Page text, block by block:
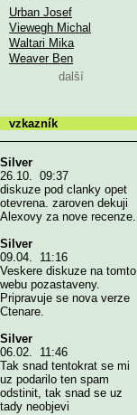
Urban Josef
Viewegh Michal
Waltari Mika
Weaver Ben
další
vzkazník
Silver
26.10. 09:37
diskuze pod clanky opet
otevrena. zaroven dekuji
Alexovy za nove recenze.
Silver
09.04. 11:16
Veskere diskuze na tomto
webu pozastaveny.
Pripravuje se nova verze
Ctenare.
Silver
06.02. 11:46
Tak snad tentokrat se mi
uz podarilo ten spam
odstinit, tak snad se uz
tady neobjevi